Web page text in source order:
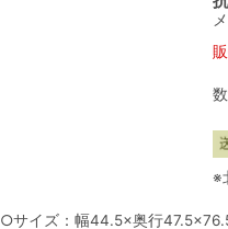
※
○サイズ：幅44.5×奥行